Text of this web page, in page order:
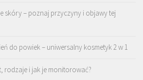
skóry – poznaj przyczyny i objawy tej
do powiek – uniwersalny kosmetyk 2 w 1
rodzaje i jak je monitorować?